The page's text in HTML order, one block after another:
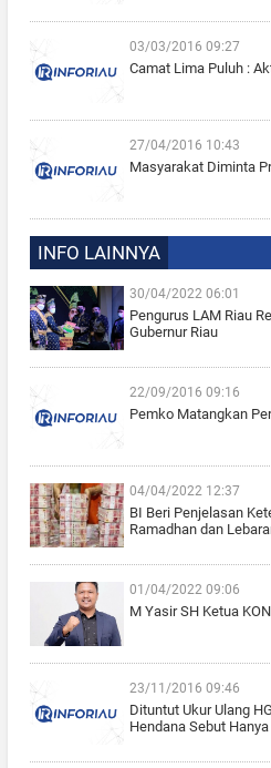
03/03/2016 09:27
Camat Lima Puluh :
27/04/2016 10:43
Masyarakat Diminta
INFO LAINNYA
30/04/2022 06:01
Pengurus LAM Riau
Gubernur Riau
22/09/2016 09:16
Pemko Matangkan
04/04/2022 12:37
BI Beri Penjelasan
Ramadhan dan
01/04/2022 09:06
M Yasir SH Ketua
23/11/2016 09:46
Dituntut Ukur Ulang
Hendana Sebut